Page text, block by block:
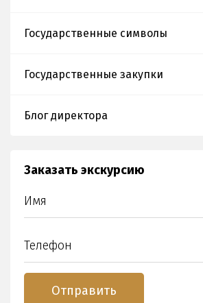
Государственные символы
Государственные закупки
Блог директора
Заказать экскурсию